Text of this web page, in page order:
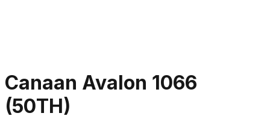
Canaan Avalon 1066
(50TH)